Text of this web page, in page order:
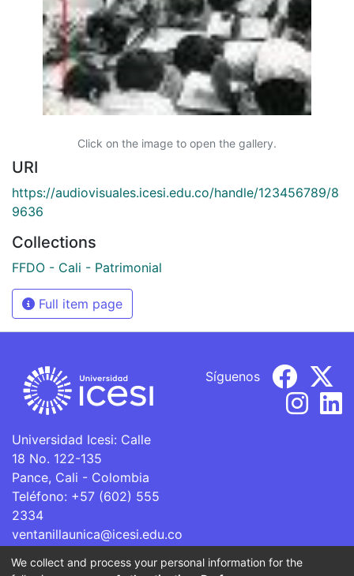
Click on the image to open the gallery.
URI
https://audiovisuales.icesi.edu.co/handle/123456789/8
9636
Collections
FFDO - Cali - Patrimonial
Full item page
Universidad Icesi: Calle
18 No. 122-135
Pance, Cali - Colombia
Teléfono: +57 (602) 555
2334
ventanillaunica@icesi.edu.co
Síguenos
La Universidad Icesi es una Institución de Educación
We collect and process your personal information for the